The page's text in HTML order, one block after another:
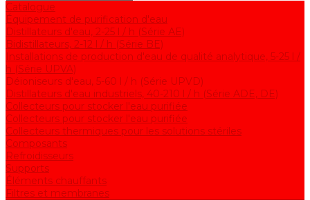
Catalogue
Équipement de purification d'eau
Distillateurs d'eau, 2-25 l / h (Série АE)
Bidistillateurs, 2-12 l / h (Série BE)
Installations de production d'eau de qualité analytique, 5-25 l /
h (Série UPVA)
Déioniseurs d'eau, 5-60 l / h (Série UPVD)
Distillateurs d'eau industriels, 40-210 l / h (Série ADE, DE)
Collecteurs pour stocker l'eau purifiée
Collecteurs pour stocker l'eau purifiée
Collecteurs thermiques pour les solutions stériles
Composants
Refroidisseurs
Supports
Éléments chauffants
Filtres et membranes